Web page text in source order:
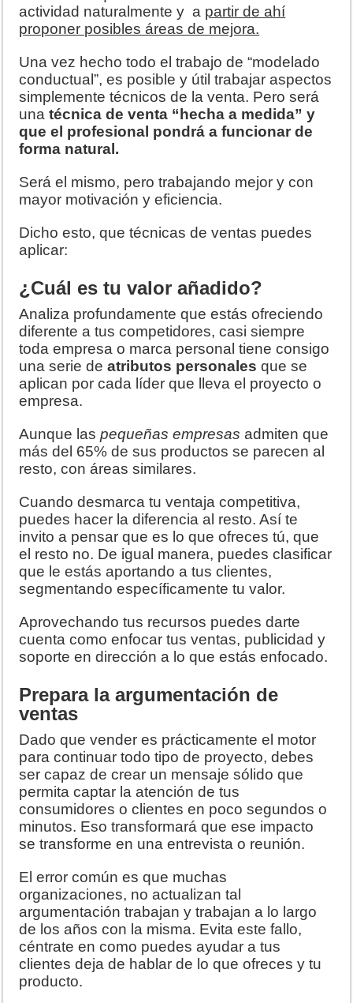
actividad naturalmente y a partir de ahí
proponer posibles áreas de mejora.
Una vez hecho todo el trabajo de “modelado
conductual”, es posible y útil trabajar aspectos
simplemente técnicos de la venta. Pero será
una técnica de venta “hecha a medida” y
que el profesional pondrá a funcionar de
forma natural.
Será el mismo, pero trabajando mejor y con
mayor motivación y eficiencia.
Dicho esto, que técnicas de ventas puedes
aplicar:
¿Cuál es tu valor añadido?
Analiza profundamente que estás ofreciendo
diferente a tus competidores, casi siempre
toda empresa o marca personal tiene consigo
una serie deatributos personales que se
aplican por cada líder que lleva el proyecto o
empresa.
Aunque laspequeñas empresas admiten que
más del 65% de sus productos se parecen al
resto, con áreas similares.
Cuando desmarca tu ventaja competitiva,
puedes hacer la diferencia al resto. Así te
invito a pensar que es lo que ofreces tú, que
el resto no. De igual manera, puedes clasificar
que le estás aportando a tus clientes,
segmentando específicamente tu valor.
Aprovechando tus recursos puedes darte
cuenta como enfocar tus ventas, publicidad y
soporte en dirección a lo que estás enfocado.
Prepara la argumentación de
ventas
Dado que vender es prácticamente el motor
para continuar todo tipo de proyecto, debes
ser capaz de crear un mensaje sólido que
permita captar la atención de tus
consumidores o clientes en poco segundos o
minutos. Eso transformará que ese impacto
se transforme en una entrevista o reunión.
El error común es que muchas
organizaciones, no actualizan tal
argumentación trabajan y trabajan a lo largo
de los años con la misma. Evita este fallo,
céntrate en como puedes ayudar a tus
clientes deja de hablar de lo que ofreces y tu
producto.